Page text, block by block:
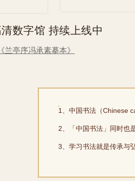
数字馆 持续上线中
兰亭序冯承素摹本》
1、中国书法（Chinese
2、「中国书法」同时也
3、学习书法就是传承与